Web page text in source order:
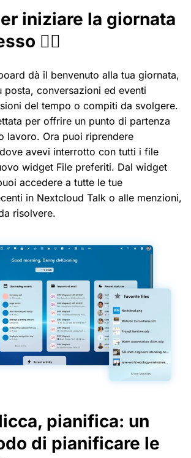
iniziare la giornata
🤹‍♀️
dà il benvenuto alla tua giornata,
posta, conversazioni ed eventi
del tempo o compiti da svolgere.
per offrire un punto di partenza
lavoro. Ora puoi riprendere
avevi interrotto con tutti i file
widget File preferiti. Dal widget
accedere a tutte le tue
in Nextcloud Talk o alle menzioni,
risolvere.
pianifica: un
di pianificare le